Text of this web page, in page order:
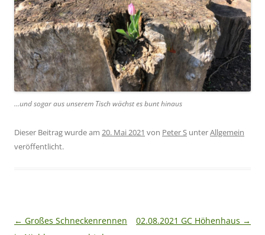
…und sogar aus unserem Tisch wächst es bunt hinaus
Dieser Beitrag wurde am 20. Mai 2021 von Peter S unterAllgemein
veröffentlicht.
Beitragsnavigation
← Großes Schneckenrennen
02.08.2021 GC Höhenhaus →